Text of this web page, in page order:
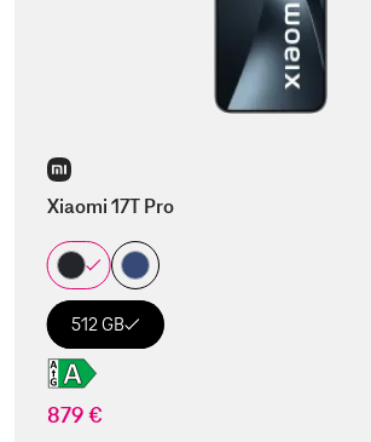
Xiaomi 17T Pro
512 GB
879 €